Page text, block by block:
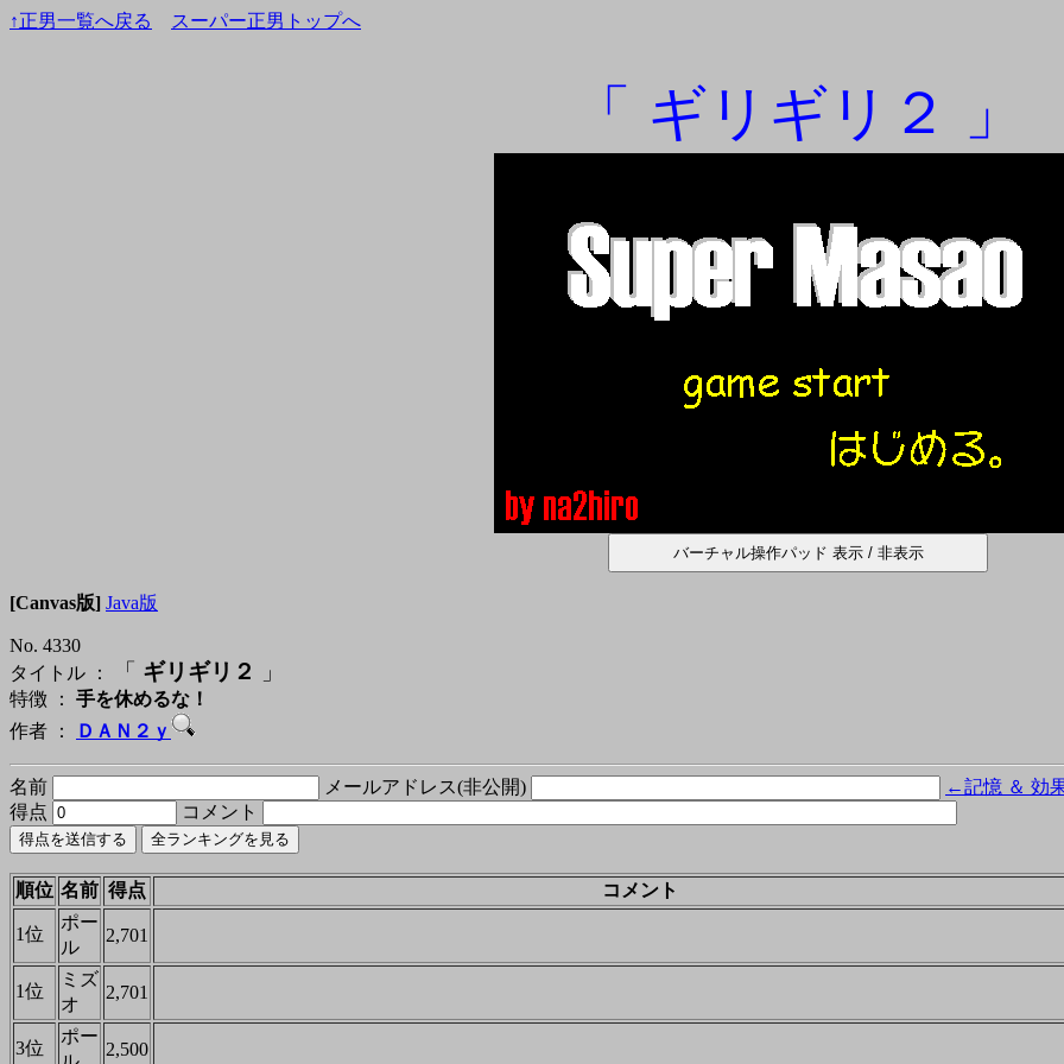
↑正男一覧へ戻る スーパー正男トップへ
「 ギリギリ２ 」
[Canvas版] Java版
No. 4330
タイトル ：
「 ギリギリ２ 」
特徴 ： 手を休めるな！
作者 ：
ＤＡＮ２ｙ
名前 メールアドレス(非公開) ←記憶 ＆ 効
得点
コメント
順位 名前 得点 コメント
1位
ポー
ル
2,701
1位
ミズ
オ
2,701
3位
ポー
2,500